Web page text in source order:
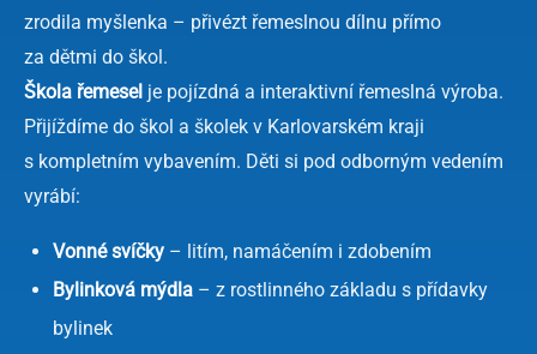
zrodila myšlenka – přivézt řemeslnou dílnu přímo
za dětmi do škol.
Škola řemesel je pojízdná a interaktivní řemeslná výroba.
Přijíždíme do škol a školek v Karlovarském kraji
s kompletním vybavením. Děti si pod odborným vedením
vyrábí:
Vonné svíčky – litím, namáčením i zdobením
Bylinková mýdla – z rostlinného základu s přídavky
bylinek